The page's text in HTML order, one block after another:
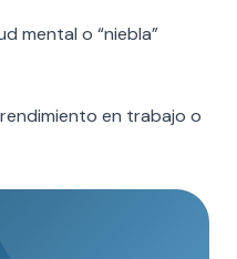
mental o “niebla”
en trabajo o